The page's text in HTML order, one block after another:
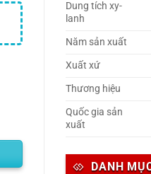
Dung tích xy-
lanh
Năm sản xuất
Xuất xứ
Thương hiệu
Quốc gia sản
xuất
DANH